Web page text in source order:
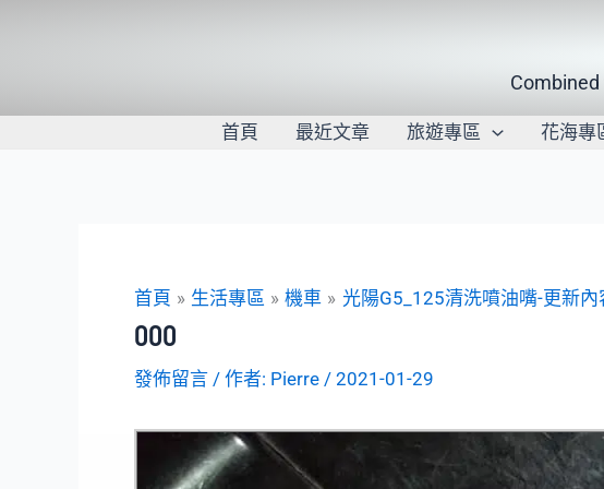
首頁 最近文章 旅遊專區 花海專
首頁 生活專區 機車 光陽G5_125清洗噴油嘴-更新內
000
發佈留言 / 作者: Pierre / 2021-01-29